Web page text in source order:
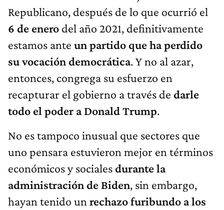
Republicano, después de lo que ocurrió el
6 de enero del año 2021, definitivamente
estamos ante un partido que ha perdido
su vocación democrática. Y no al azar,
entonces, congrega su esfuerzo en
recapturar el gobierno a través de darle
todo el poder a Donald Trump.
No es tampoco inusual que sectores que
uno pensara estuvieron mejor en términos
económicos y socialesdurante la
administración de Biden, sin embargo,
hayan tenido un rechazo furibundo a los